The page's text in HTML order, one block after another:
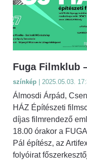
Fuga Filmklub
színkép | 2025.05.03.
Álmosdi Árpád,
HÁZ Építészeti
díjas filmrendező
18.00 órakor a
Pál építész, az
folyóirat